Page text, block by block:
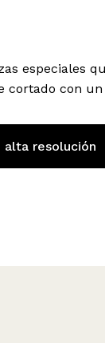
especiales
cortado con
alta resolución